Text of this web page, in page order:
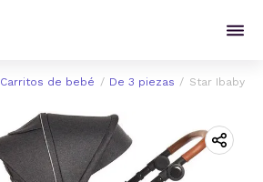
Carritos de bebé De 3 piezas Star Ibaby